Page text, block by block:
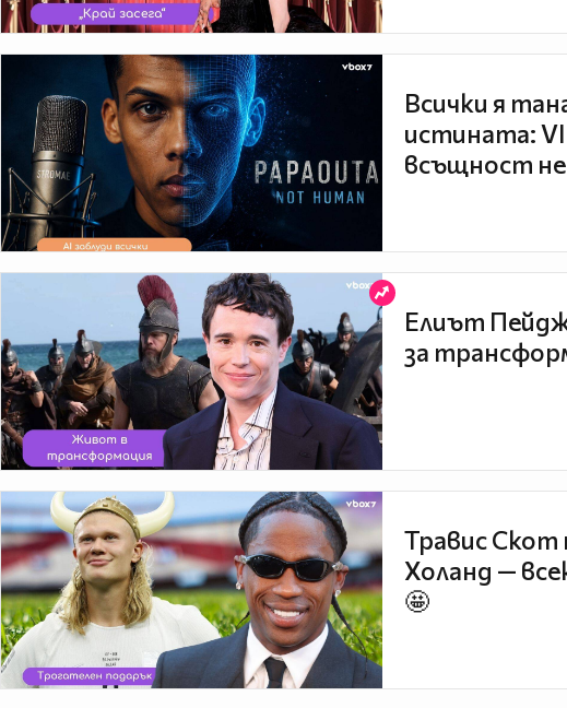
Всички я
истината:
всъщност
Елиът
за
Травис Скот
Холанд —
🤩